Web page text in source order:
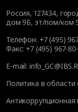
Россия, 127434,
дом 9Б, эт/пом/ком
Телефон: +7 (495)
Факс: +7 (495) 967-
E-mail:
Политика в
Антикоррупционная